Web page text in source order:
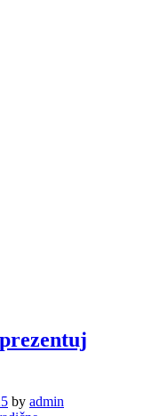
by admin